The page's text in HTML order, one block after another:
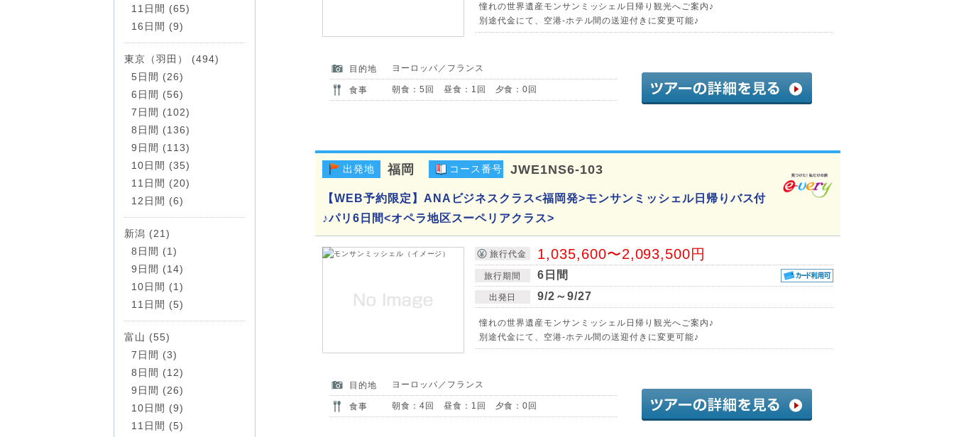
憧れの世界遺産モンサンミッシェル日帰り観光へご案内♪
別途代金にて、空港-ホテル間の送迎付きに変更可能♪
目的地 ヨーロッパ／フランス
食事 朝食：5回 昼食：1回 夕食：0回
出発地 福岡 コース番号 JWE1NS6-103
【WEB予約限定】ANAビジネスクラス<福岡発>モンサンミッシェル日帰りバス付
♪パリ6日間<オペラ地区スーペリアクラス>
旅行代金 1,035,600〜2,093,500円
旅行期間 6日間
出発日 9/2～9/27
憧れの世界遺産モンサンミッシェル日帰り観光へご案内♪
別途代金にて、空港-ホテル間の送迎付きに変更可能♪
目的地 ヨーロッパ／フランス
食事 朝食：4回 昼食：1回 夕食：0回
11日間 (65)
16日間 (9)
東京（羽田） (494)
5日間 (26)
6日間 (56)
7日間 (102)
8日間 (136)
9日間 (113)
10日間 (35)
11日間 (20)
12日間 (6)
新潟 (21)
8日間 (1)
9日間 (14)
10日間 (1)
11日間 (5)
富山 (55)
7日間 (3)
8日間 (12)
9日間 (26)
10日間 (9)
11日間 (5)